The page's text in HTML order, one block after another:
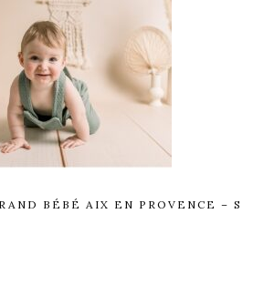
BÉBÉ AIX EN PROVENCE – S